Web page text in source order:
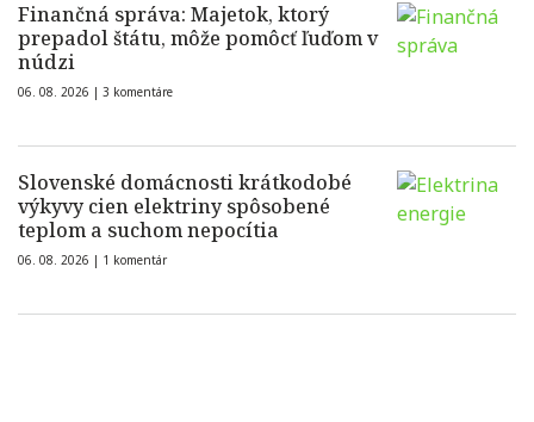
Finančná správa: Majetok, ktorý
prepadol štátu, môže pomôcť ľuďom v
núdzi
06. 08. 2026 | 3 komentáre
Slovenské domácnosti krátkodobé
výkyvy cien elektriny spôsobené
teplom a suchom nepocítia
06. 08. 2026 | 1 komentár